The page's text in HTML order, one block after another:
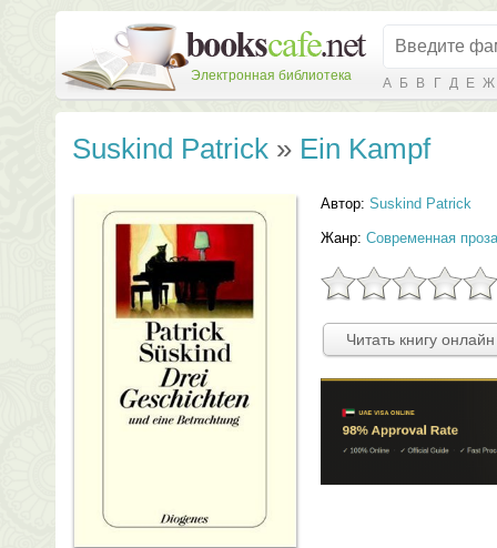
Электронная библиотека А Б В Г Д Е Ж
Suskind Patrick » Ein Kampf
Автор: Suskind Patrick
Жанр: Современная проза
Читать книгу